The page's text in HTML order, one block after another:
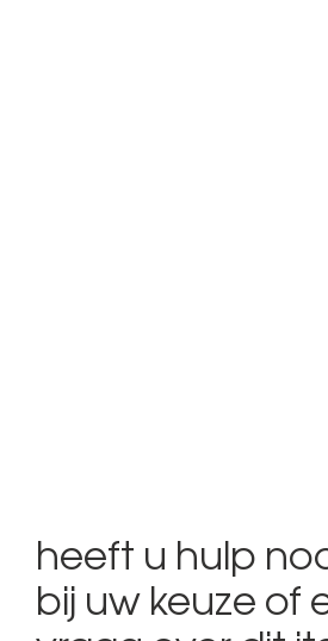
heeft u hulp
bij uw keuze of